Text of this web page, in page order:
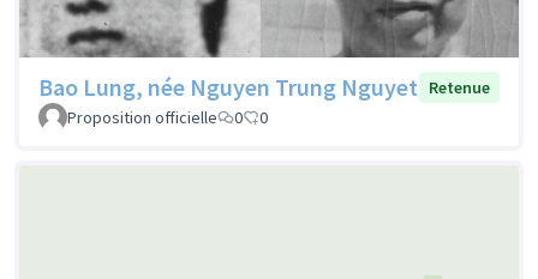
Bao Lung, née Nguyen Trung Nguyet
Retenue
Proposition officielle
0 0